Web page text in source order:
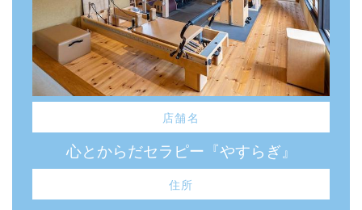
店舗名
心とからだセラピー『やすらぎ』
住所